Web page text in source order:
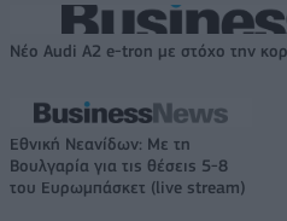
Νέο Audi A2 e-tron με στόχο την
Εθνική Νεανίδων: Με τη
Βουλγαρία για τις θέσεις 5-8
του Ευρωμπάσκετ (live stream)